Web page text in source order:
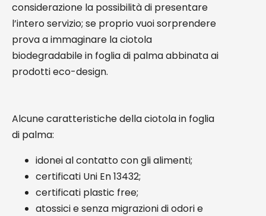
considerazione la possibilità di presentare
l’intero servizio; se proprio vuoi sorprendere
prova a immaginare la ciotola
biodegradabile in foglia di palma abbinata ai
prodotti eco-design.
Alcune caratteristiche della ciotola in foglia
di palma:
idonei al contatto con gli alimenti;
certificati Uni En 13432;
certificati plastic free;
atossici e senza migrazioni di odori e